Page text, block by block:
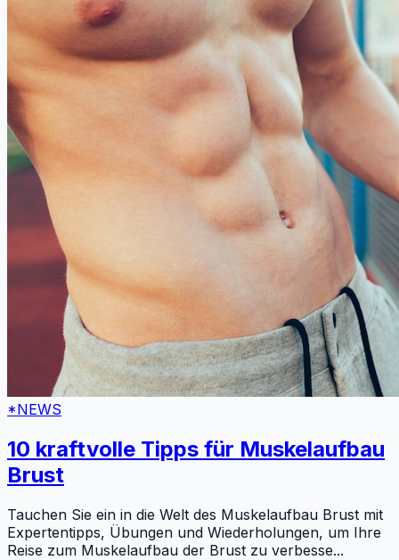
*NEWS
10 kraftvolle Tipps für Muskelaufbau
Brust
Tauchen Sie ein in die Welt des Muskelaufbau Brust mit
Expertentipps, Übungen und Wiederholungen, um Ihre
Reise zum Muskelaufbau der Brust zu verbesse...